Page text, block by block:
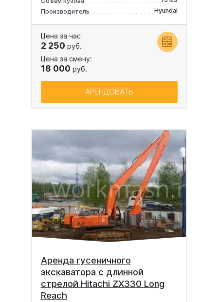
Производитель
Hyundai
Цена за час
2 250 руб.
Цена за смену:
18 000 руб.
АРЕНДОВАТЬ
Аренда гусеничного
экскаватора с длинной
стрелой Hitachi ZX330 Long
Reach